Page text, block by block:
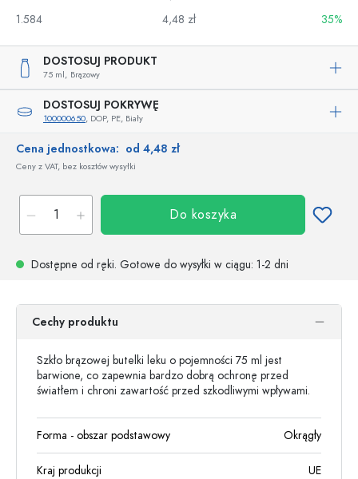
1.584
4,48 zł 35%
DOSTOSUJ PRODUKT
75 ml, Brązowy
DOSTOSUJ POKRYWĘ
100000650, DOP, PE, Biały
Cena jednostkowa: od 4,48 zł
Ceny z VAT, bez kosztów wysyłki
Do koszyka
Dostępne od ręki. Gotowe do wysyłki w ciągu: 1-2 dni
Cechy produktu
Szkło brązowej butelki leku o pojemności 75 ml jest
barwione, co zapewnia bardzo dobrą ochronę przed
światłem i chroni zawartość przed szkodliwymi wpływami.
Forma - obszar podstawowy Okrągły
Kraj produkcji UE